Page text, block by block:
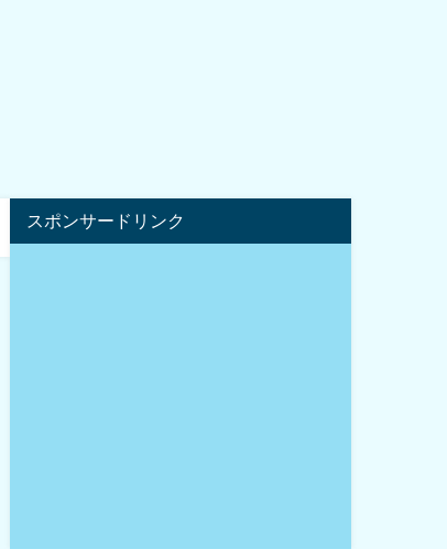
スポンサードリンク